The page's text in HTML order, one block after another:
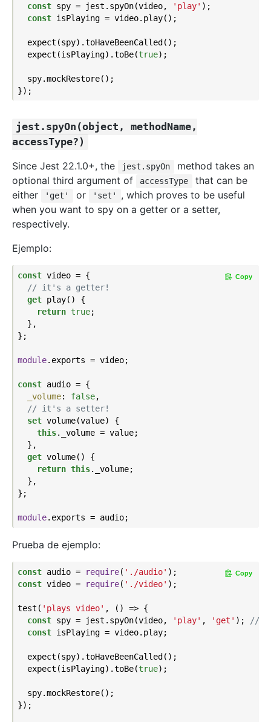
const spy = jest.spyOn(video, 'play' );
const isPlaying = video.play();
  expect(spy).toHaveBeenCalled();
  expect(isPlaying).toBe(
true);
  spy.mockRestore();
jest.spyOn(object, methodName,
accessType?)
Since Jest 22.1.0+, the
jest.spyOn
method takes an
optional third argument of
accessType
that can be
either
'get' or 'set'
, which proves to be useful
when you want to spy on a getter or a setter,
respectively.
Ejemplo:
const video = {
// it's a getter!
get play() {
return true;
  },
};
module.exports = video;
const audio = {
_volume: false,
// it's a setter!
set volume(value) {
this._volume = value;
  },
get volume() {
return this._volume;
  },
};
module
Copy
Prueba de ejemplo:
const audio = require( './audio'
const video = require( './video' );
test( 'plays video' , () => {
const spy = jest.spyOn(video, 'play' , 'get' );
//
const isPlaying = video.play;
  expect(spy).toHaveBeenCalled();
  expect(isPlaying).toBe(
true);
  spy.mockRestore();
});
Copy